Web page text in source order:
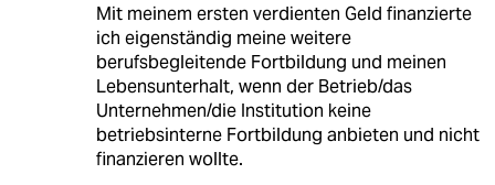
Mit meinem ersten verdienten Geld finanzierte
ich eigenständig meine weitere
berufsbegleitende Fortbildung und meinen
Lebensunterhalt, wenn der Betrieb/das
Unternehmen/die Institution keine
betriebsinterne Fortbildung anbieten und nicht
finanzieren wollte.